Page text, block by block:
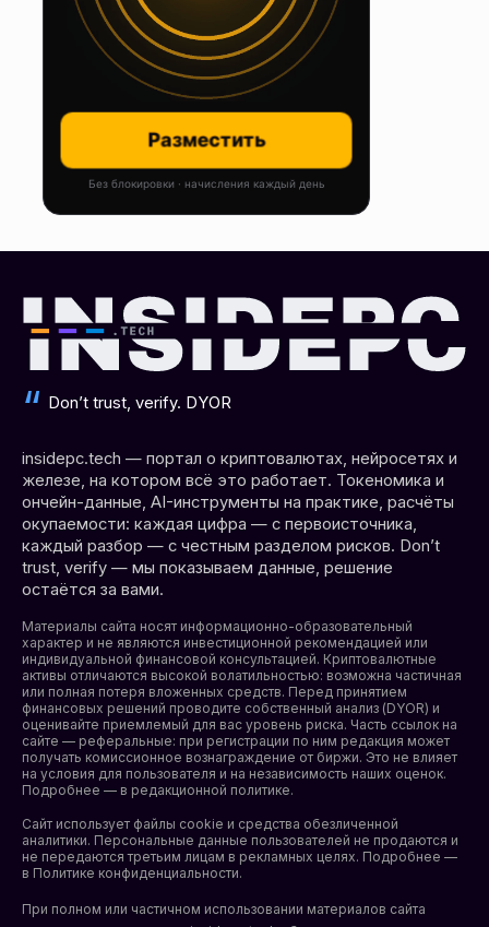
Разместить
Без блокировки · начисления каждый день
Don’t trust, verify. DYOR
insidepc.tech — портал о криптовалютах, нейросетях и
железе, на котором всё это работает. Токеномика и
ончейн-данные, AI-инструменты на практике, расчёты
окупаемости: каждая цифра — с первоисточника,
каждый разбор — с честным разделом рисков. Don’t
trust, verify — мы показываем данные, решение
остаётся за вами.
Материалы сайта носят информационно-образовательный
характер и не являются инвестиционной рекомендацией или
индивидуальной финансовой консультацией. Криптовалютные
активы отличаются высокой волатильностью: возможна частичная
или полная потеря вложенных средств. Перед принятием
финансовых решений проводите собственный анализ (DYOR) и
оценивайте приемлемый для вас уровень риска. Часть ссылок на
сайте — реферальные: при регистрации по ним редакция может
получать комиссионное вознаграждение от биржи. Это не влияет
на условия для пользователя и на независимость наших оценок.
Подробнее — в редакционной политике.
Сайт использует файлы cookie и средства обезличенной
аналитики. Персональные данные пользователей не продаются и
не передаются третьим лицам в рекламных целях. Подробнее —
в Политике конфиденциальности.
При полном или частичном использовании материалов сайта